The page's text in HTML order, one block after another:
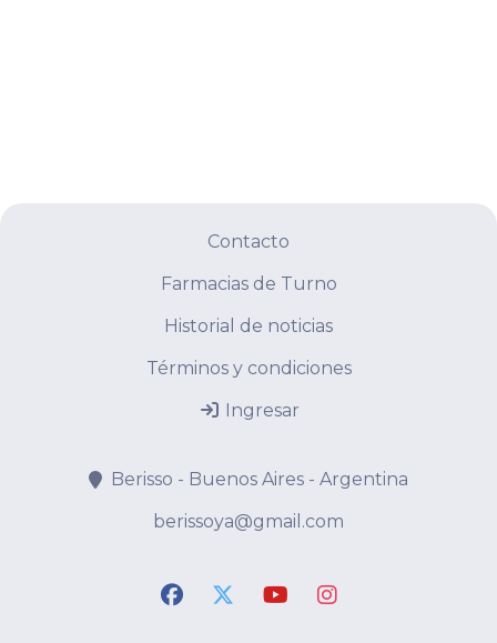
Contacto
Farmacias de Turno
Historial de noticias
Términos y condiciones
Ingresar
Berisso - Buenos Aires - Argentina
berissoya@gmail.com